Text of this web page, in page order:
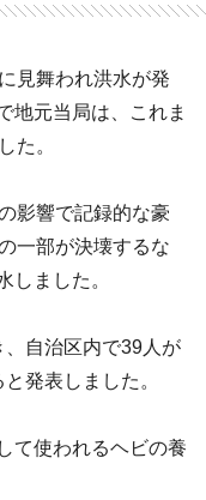
見舞われ洪水が発
地元当局は、これま
た。
影響で記録的な豪
一部が決壊するな
しました。
自治区内で39人が
発表しました。
て使われるヘビの養